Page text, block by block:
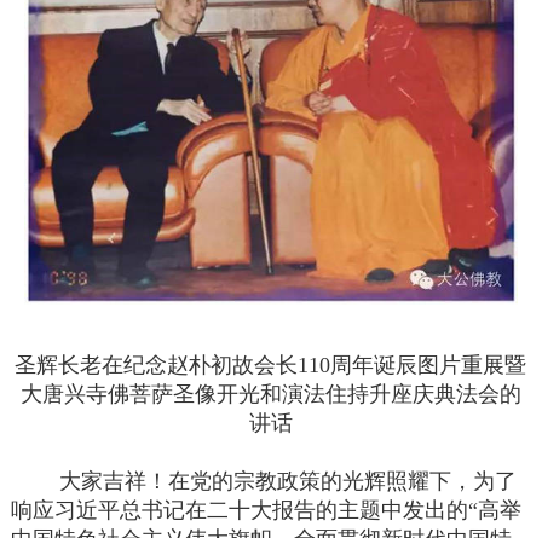
圣辉长老在纪念赵朴初故会长110周年诞辰图片重展暨
大唐兴寺佛菩萨圣像开光和演法住持升座庆典法会的
讲话
大家吉祥！在党的宗教政策的光辉照耀下，为了
响应习近平总书记在二十大报告的主题中发出的“高举